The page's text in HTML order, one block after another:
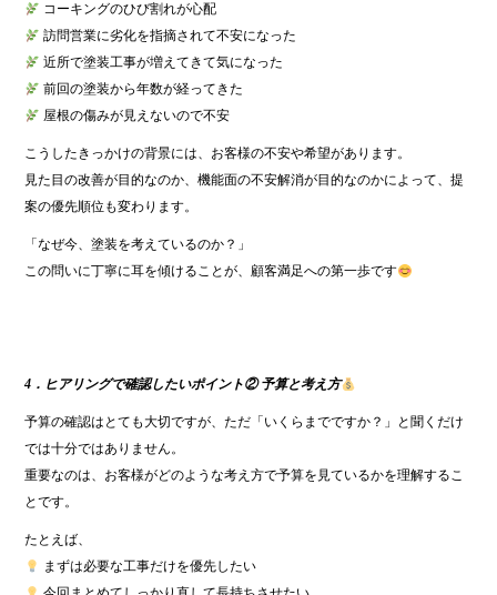
コーキングのひび割れが心配
訪問営業に劣化を指摘されて不安になった
近所で塗装工事が増えてきて気になった
前回の塗装から年数が経ってきた
屋根の傷みが見えないので不安
こうしたきっかけの背景には、お客様の不安や希望があります。
見た目の改善が目的なのか、機能面の不安解消が目的なのかによって、提
案の優先順位も変わります。
「なぜ今、塗装を考えているのか？」
この問いに丁寧に耳を傾けることが、顧客満足への第一歩です
4．ヒアリングで確認したいポイント② 予算と考え方
予算の確認はとても大切ですが、ただ「いくらまでですか？」と聞くだけ
では十分ではありません。
重要なのは、お客様がどのような考え方で予算を見ているかを理解するこ
とです。
たとえば、
まずは必要な工事だけを優先したい